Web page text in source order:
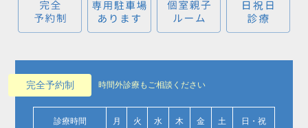
完全予約制 時間外診療もご相談ください
診療時間 月 火 水 木 金 土 日・祝